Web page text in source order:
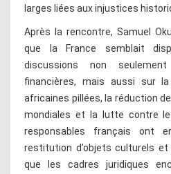
larges liées aux injustices
Après la rencontre, Samuel
que la France semblait
discussions non
financières, mais aussi sur
africaines pillées, la réduction
mondiales et la lutte contre
responsables français ont
restitution d’objets culturels
que les cadres juridiques